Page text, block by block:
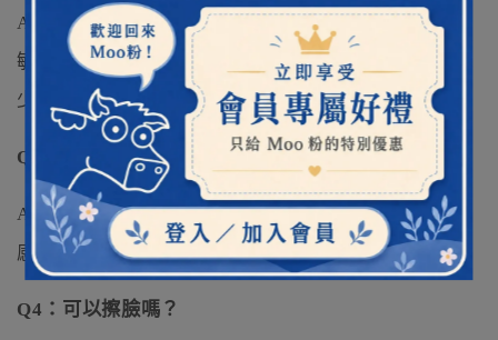
A：可以。這款防曬配方溫和，適合嬰幼兒、孕婦、
敏感肌與全家日常使用。第一次使用時，也可先局部
少量測試後再正常使用。
Q3：敏感肌可以擦嗎？
A：可以。這款採用較溫和的物理防曬概念，適合敏
感肌日常外出使用。
Q4：可以擦臉嗎？